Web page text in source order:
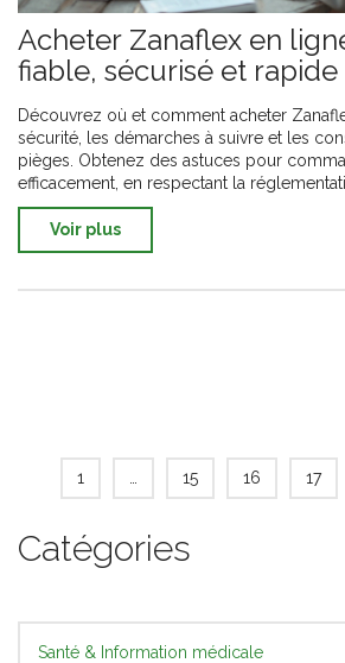
Acheter Zanaflex en
fiable, sécurisé et rapide
Découvrez où et comment acheter
sécurité, les démarches à suivre et les
pièges. Obtenez des astuces pour
efficacement, en respectant la
Voir plus
1 15 16 17
Catégories
Santé & Information médicale